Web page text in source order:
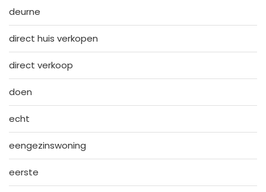
deurne
direct huis verkopen
direct verkoop
doen
echt
eengezinswoning
eerste